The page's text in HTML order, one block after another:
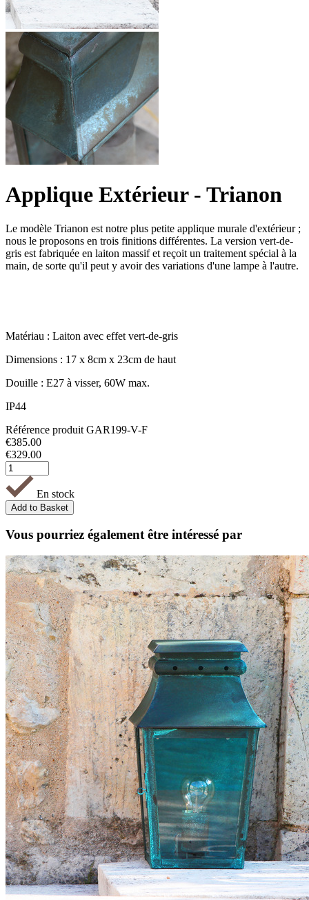
Applique Extérieur - Trianon
Le modèle Trianon est notre plus petite applique murale d'extérieur ;
nous le proposons en trois finitions différentes. La version vert-de-
gris est fabriquée en laiton massif et reçoit un traitement spécial à la
main, de sorte qu'il peut y avoir des variations d'une lampe à l'autre.
Matériau : Laiton avec effet vert-de-gris
Dimensions : 17 x 8cm x 23cm de haut
Douille : E27 à visser, 60W max.
IP44
Référence produit GAR199-V-F
€385.00
€329.00
En stock
Vous pourriez également être intéressé par